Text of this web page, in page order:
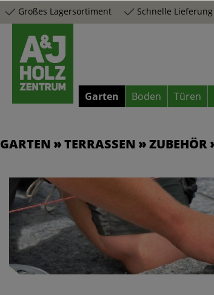
Zur Hauptnavigation springen
Großes Lagersortiment Schnelle Lieferung
Garten Boden Türen
GARTEN TERRASSEN ZUBEHÖR